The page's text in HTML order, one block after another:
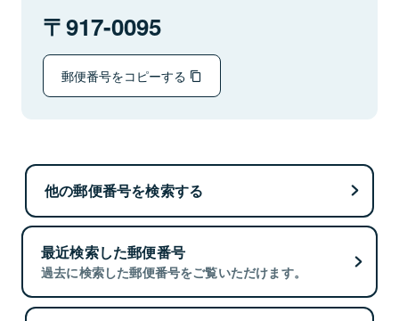
917-0095
郵便番号をコピーする
他の郵便番号を検索する
最近検索した郵便番号
過去に検索した郵便番号をご覧いただけます。